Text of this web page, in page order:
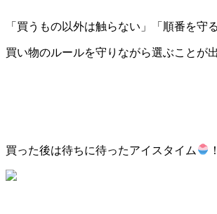
「買うもの以外は触らない」「順番を守
買い物のルールを守りながら選ぶことが
買った後は待ちに待ったアイスタイム ！